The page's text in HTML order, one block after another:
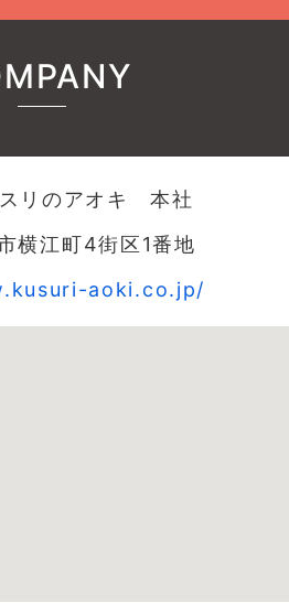
リのアオキ 本社
横江町4街区1番地
aoki.co.jp/